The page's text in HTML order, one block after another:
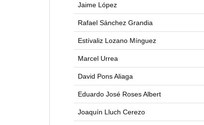
Jaime López
Rafael Sánchez Grandia
Estívaliz Lozano Mínguez
Marcel Urrea
David Pons Aliaga
Eduardo José Roses Albert
Joaquín Lluch Cerezo